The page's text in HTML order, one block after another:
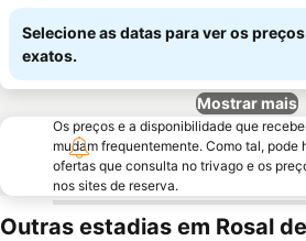
Selecione as datas para ver os preços
exatos.
Mostrar mais
Os preços e a disponibilidade que
mudam frequentemente. Como tal, pode
ofertas que consulta no trivago e os
nos sites de reserva.
Outras estadias em Rosal